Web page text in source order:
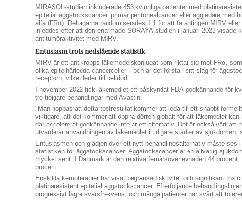
MIRASOL-studien inkluderade 453 kvinnliga patienter med
epitelial äggstockscancer, primär peritonealcancer eller äggledare med
alfa (FRα). Deltagarna randomiserades 1:1 för att få antingen MIRV
inleddes efter att den enarmade SORAYA-studien i januari 2023 visade
antitumöraktivitet med MIRV.
Entusiasm trots nedslående statistik
MIRV är ett antikropps-läkemedelskonjugat som riktar sig mot FRα,
olika epitelhärledda cancerceller – och är det första i sitt slag för
receptorn, vilket leder till celldöd.
I november 2022 fick läkemedlet ett påskyndat FDA-godkännande för
tre tidigare behandlingar med Avastin.
"Man hoppas att detta testresultat kommer att leda till ett snabbt
viktigare, att det kommer att öppna dörren globalt för att läkemedlet kan
där accelererat godkännande inte är ett alternativ. Det är också värt att
utvärderar användningen av läkemedlet i tidigare stadier av sjukdomen,
Entusiasmen och glädjen över ett nytt behandlingsalternativ måste ses
statistiken för äggstockscancer. Äggstockscancer är en allvarlig
mycket sent. I Danmark är den relativa femårsöverlevnaden 44 procent,
procent.
Enskilda kemoterapier har visat begränsad aktivitet och signifikant
platinaresistent epitelial äggstockscancer. Efterföljande
progressivt lägre svarsfrekvens, och många patienter har svårt att